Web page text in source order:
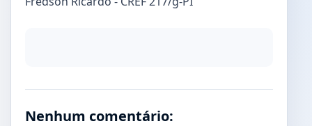
Nenhum comentário: